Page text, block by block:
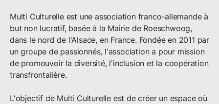
Multi Culturelle est une association franco-allemande à
but non lucratif, basée à la Mairie de Roeschwoog,
dans le nord de l'Alsace, en France. Fondée en 2011 par
un groupe de passionnés, l'association a pour mission
de promouvoir la diversité, l'inclusion et la coopération
transfrontalière.
L'objectif de Multi Culturelle est de créer un espace où